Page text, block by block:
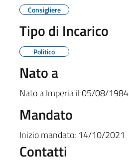
Consigliere
Tipo di Incarico
Politico
Nato a
Nato aImperiail05/08/1984
Mandato
Inizio mandato: 14/10/2021
Contatti